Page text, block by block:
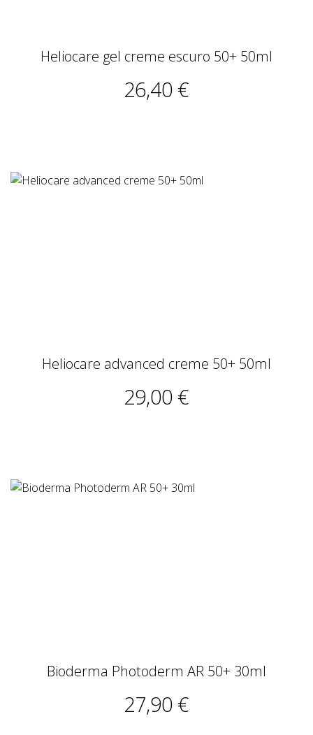
Heliocare gel creme escuro 50+ 50ml
26,40 €
Heliocare advanced creme 50+ 50ml
29,00 €
Bioderma Photoderm AR 50+ 30ml
27,90 €